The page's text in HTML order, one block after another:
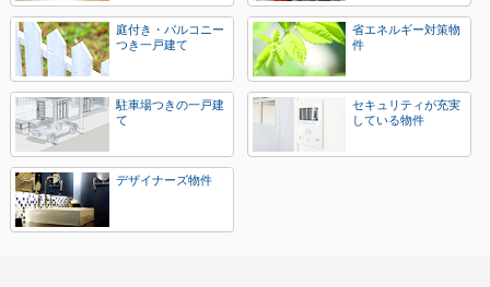
庭付き・バルコニー
つき一戸建て
省エネルギー対策物
件
駐車場つきの一戸建
て
セキュリティが充実
している物件
デザイナーズ物件